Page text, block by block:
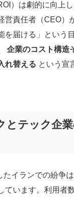
）は劇的に向上
営責任者（CEO）
を届ける」という
企業のコスト構造
れ替える という宣
とテック企
たイランでの紛争
ています。利用者